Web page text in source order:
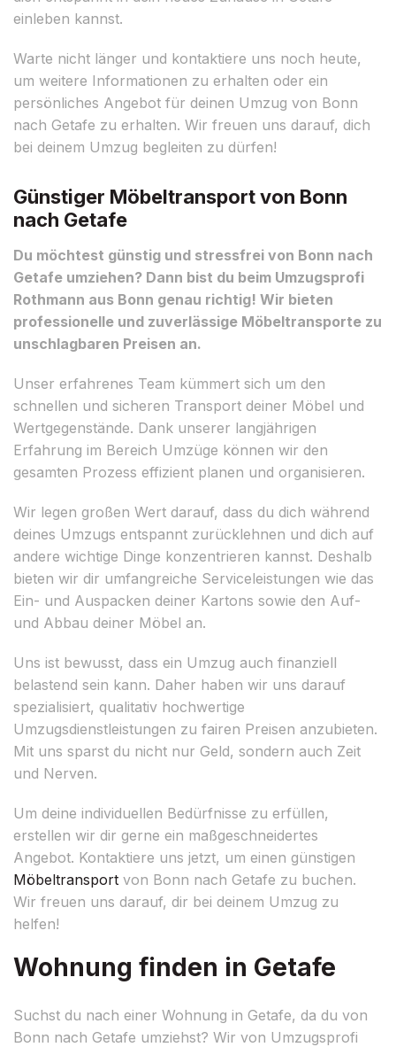
einleben kannst.
Warte nicht länger und kontaktiere uns noch heute,
um weitere Informationen zu erhalten oder ein
persönliches Angebot für deinen Umzug von Bonn
nach Getafe zu erhalten. Wir freuen uns darauf, dich
bei deinem Umzug begleiten zu dürfen!
Günstiger Möbeltransport von Bonn
nach Getafe
Du möchtest günstig und stressfrei von Bonn nach
Getafe umziehen? Dann bist du beim Umzugsprofi
Rothmann aus Bonn genau richtig! Wir bieten
professionelle und zuverlässige Möbeltransporte zu
unschlagbaren Preisen an.
Unser erfahrenes Team kümmert sich um den
schnellen und sicheren Transport deiner Möbel und
Wertgegenstände. Dank unserer langjährigen
Erfahrung im Bereich Umzüge können wir den
gesamten Prozess effizient planen und organisieren.
Wir legen großen Wert darauf, dass du dich während
deines Umzugs entspannt zurücklehnen und dich auf
andere wichtige Dinge konzentrieren kannst. Deshalb
bieten wir dir umfangreiche Serviceleistungen wie das
Ein- und Auspacken deiner Kartons sowie den Auf-
und Abbau deiner Möbel an.
Uns ist bewusst, dass ein Umzug auch finanziell
belastend sein kann. Daher haben wir uns darauf
spezialisiert, qualitativ hochwertige
Umzugsdienstleistungen zu fairen Preisen anzubieten.
Mit uns sparst du nicht nur Geld, sondern auch Zeit
und Nerven.
Um deine individuellen Bedürfnisse zu erfüllen,
erstellen wir dir gerne ein maßgeschneidertes
Angebot. Kontaktiere uns jetzt, um einen günstigen
Möbeltransport von Bonn nach Getafe zu buchen.
Wir freuen uns darauf, dir bei deinem Umzug zu
helfen!
Wohnung finden in Getafe
Suchst du nach einer Wohnung in Getafe, da du von
Bonn nach Getafe umziehst? Wir von Umzugsprofi